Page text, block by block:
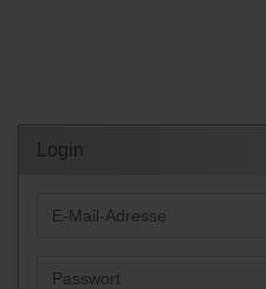
Login
E-
Passwort